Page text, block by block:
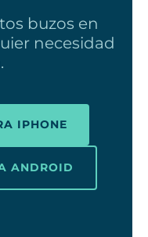
buzos en
necesidad
IPHONE
ANDROID